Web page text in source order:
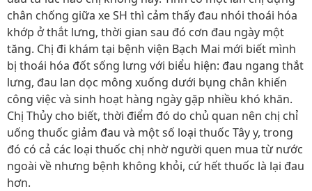
chân chống giữa xe SH thì cảm thấy đau nhói thoái hóa
khớp ở thắt lưng, thời gian sau đó cơn đau ngày một
tăng. Chị đi khám tại bệnh viện Bạch Mai mới biết mình
bị thoái hóa đốt sống lưng với biểu hiện: đau ngang thắt
lưng, đau lan dọc mông xuống dưới bụng chân khiến
công việc và sinh hoạt hàng ngày gặp nhiều khó khăn.
Chị Thủy cho biết, thời điểm đó do chủ quan nên chị chỉ
uống thuốc giảm đau và một số loại thuốc Tây y, trong
đó có cả các loại thuốc chị nhờ người quen mua từ nước
ngoài về nhưng bệnh không khỏi, cứ hết thuốc là lại đau
hơn.